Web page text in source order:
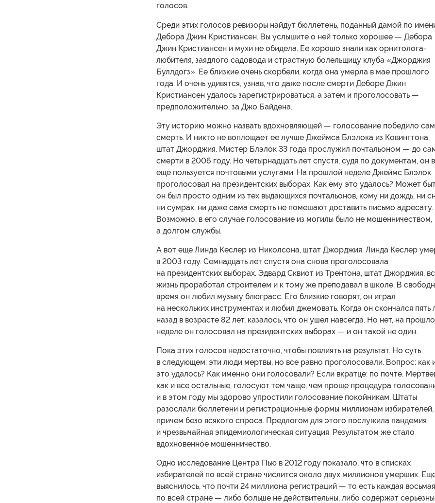
голосов.
Среди этих голосов ревизоры найдут бюллетень, поданный дамой по
Дебора Джин Кристиансен. Вы услышите о ней только хорошее — Дебора
Джин Кристиансен и мухи не обидела. Ее хорошо знали как орнитолога-
любителя, заядлого садовода и страстную болельщицу клуба «Джорджия
Буллдогз». Ее близкие очень скорбели, когда она умерла в мае прошлого
года. И очень удивятся, узнав, что даже после смерти Деборе Джин
Кристиансен удалось зарегистрироваться, а затем и проголосовать —
предположительно, за Джо Байдена.
Эту историю можно назвать вдохновляющей — голосование победило
смерть. И никто не воплощает ее лучше Джеймса Блэлока из Ковингтона,
штат Джорджия. Мистер Блэлок 33 года прослужил почтальоном — до
смерти в 2006 году. Но четырнадцать лет спустя, судя по документам, он
еще пользуется почтовыми услугами. На прошлой неделе Джеймс Блэлок
проголосовал на президентских выборах. Как ему это удалось? Может
он был просто одним из тех выдающихся почтальонов, кому ни дождь, ни
ни сумрак, ни даже сама смерть не помешают доставить письмо адресату.
Возможно, в его случае голосование из могилы было не мошенничеством,
а долгом службы.
А вот еще Линда Кеслер из Николсона, штат Джорджия. Линда Кеслер
в 2003 году. Семнадцать лет спустя она снова проголосовала
на президентских выборах. Эдвард Сквиот из Трентона, штат Джорджия,
жизнь проработал строителем и к тому же преподавал в школе. В
время он любил музыку блюграсс. Его близкие говорят, он играл
на нескольких инструментах и любил джемовать. Когда он скончался пять
назад в возрасте 82 лет, казалось, что он ушел навсегда. Но нет, на
неделе он голосовал на президентских выборах — и он такой не один.
Пока этих голосов недостаточно, чтобы повлиять на результат. Но суть
в следующем: эти люди мертвы, но все равно проголосовали. Вопрос: как
это удалось? Как именно они голосовали? Если вкратце: по почте.
как и все остальные, голосуют тем чаще, чем проще процедура
и в этом году мы здорово упростили голосование покойникам. Штаты
разослали бюллетени и регистрационные формы миллионам избирателей,
причем безо всякого спроса. Предлогом для этого послужила пандемия
и чрезвычайная эпидемиологическая ситуация. Результатом же стало
вдохновенное мошенничество.
Одно исследование Центра Пью в 2012 году показало, что в списках
избирателей по всей стране числится около двух миллионов умерших.
выяснилось, что почти 24 миллиона регистраций — то есть каждая восьмая
по всей стране — либо больше не действительны, либо содержат